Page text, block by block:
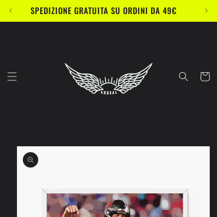
direttamenteSPEDIZIONE GRATUITA SU ORDINI DA 49€
Carrello
Passa alle
informazioni
sul prodotto